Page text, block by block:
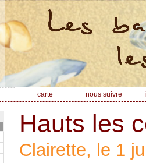
carte nous suivre
Hauts les
Clairette, le 1